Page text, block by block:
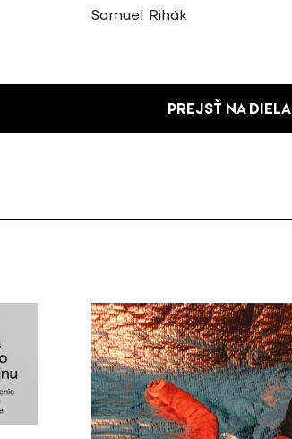
Samuel Rihák
PREJSŤ NA DIELA